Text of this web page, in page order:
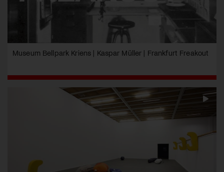
Museum Bellpark Kriens | Kaspar Müller | Frankfurt Freakout